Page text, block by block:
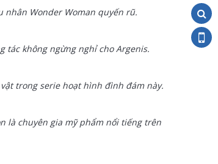
nhân Wonder Woman quyến rũ.
tác không ngừng nghỉ cho Argenis.
trong serie hoạt hình đình đám này.
là chuyên gia mỹ phẩm nổi tiếng trên